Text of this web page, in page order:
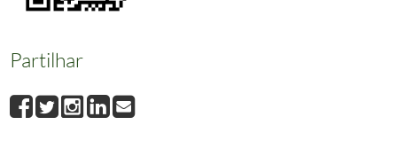
Partilhar